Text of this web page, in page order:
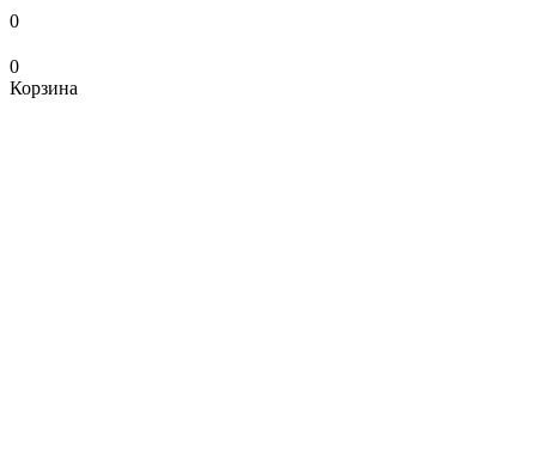
0
0
Корзина